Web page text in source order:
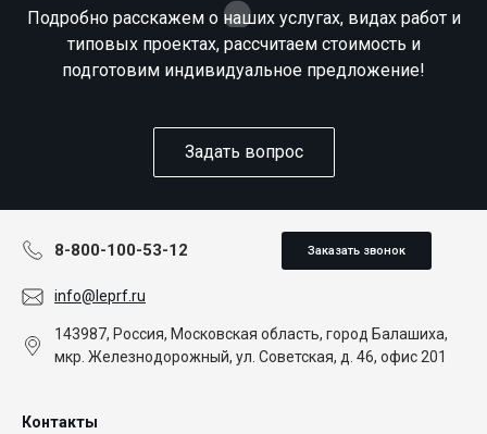
Подробно расскажем о наших услугах, видах работ и
типовых проектах, рассчитаем стоимость и
подготовим индивидуальное предложение!
Задать вопрос
8-800-100-53-12 Заказать звонок
info@leprf.ru
143987, Россия, Московская область, город Балашиха,
мкр. Железнодорожный, ул. Советская, д. 46, офис 201
Контакты